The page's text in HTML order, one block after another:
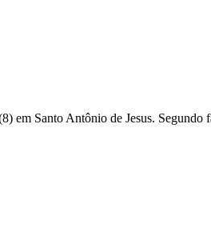
Santo Antônio de Jesus. Segundo